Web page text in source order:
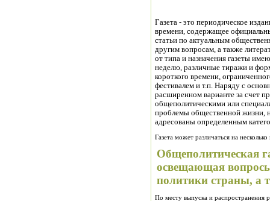
Газета - это периодическое
времени, содержащее
статьи по актуальным
другим вопросам, а также
от типа и назначения газеты
неделю, различные тиражи и
короткого времени,
фестивалем и т.п. Наряду с
расширенном варианте за счет
общеполитическими или
проблемы общественной жизни,
адресованы определенным
Газета может различаться на несколько
Общеполитическая
освещающая
политики страны, а
По месту выпуска и распространения